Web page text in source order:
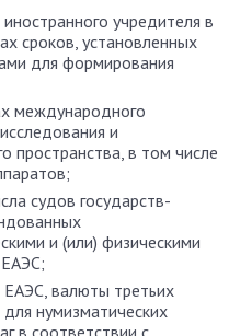
учредителя в
сроков, установленных
для формирования
международного
и
пространства, в том числе
судов государств-
и (или) физическими
валюты третьих
нумизматических